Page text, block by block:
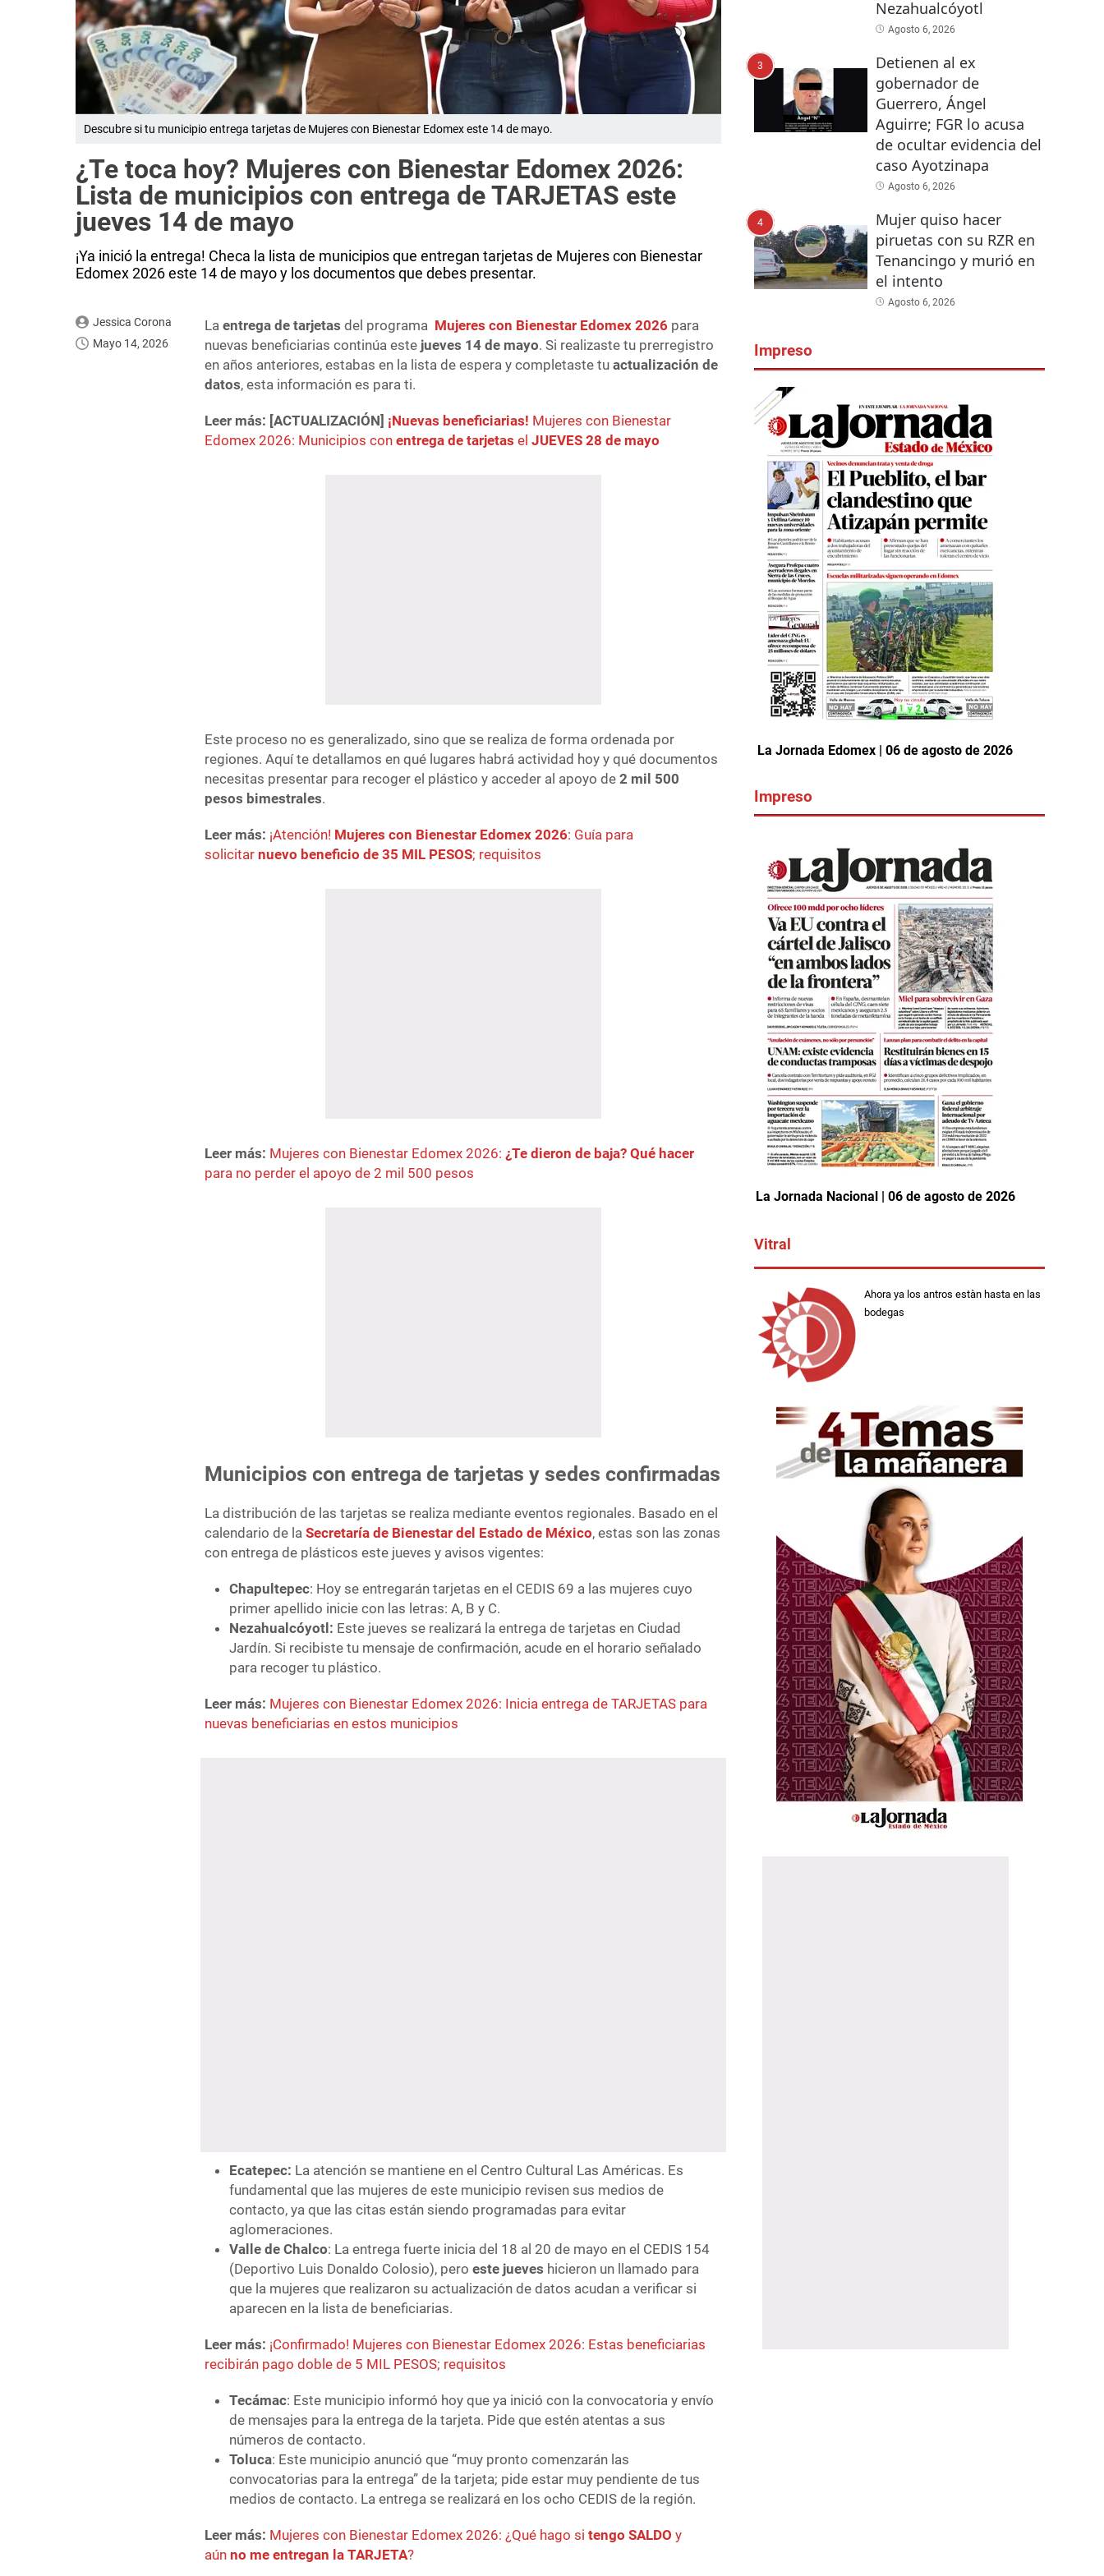
Descubre si tu municipio entrega tarjetas de Mujeres con Bienestar Edomex este 14 de mayo.
¿Te toca hoy? Mujeres con Bienestar Edomex 2026:
Lista de municipios con entrega de TARJETAS este
jueves 14 de mayo
¡Ya inició la entrega! Checa la lista de municipios que entregan tarjetas de Mujeres con Bienestar
Edomex 2026 este 14 de mayo y los documentos que debes presentar.
Jessica Corona
Mayo 14, 2026
La entrega de tarjetas del programa Mujeres con Bienestar Edomex 2026 para
nuevas beneficiarias continúa este jueves 14 de mayo. Si realizaste tu prerregistro
en años anteriores, estabas en la lista de espera y completaste tuactualización de
datos, esta información es para ti.
Leer más: [ACTUALIZACIÓN] ¡Nuevas beneficiarias! Mujeres con Bienestar
Edomex 2026: Municipios conentrega de tarjetas elJUEVES 28 de mayo
Este proceso no es generalizado, sino que se realiza de forma ordenada por
regiones. Aquí te detallamos en qué lugares habrá actividad hoy y qué documentos
necesitas presentar para recoger el plástico y acceder al apoyo de2 mil 500
pesos bimestrales.
Leer más: ¡Atención! Mujeres con Bienestar Edomex 2026: Guía para
solicitarnuevo beneficio de 35 MIL PESOS; requisitos
Leer más: Mujeres con Bienestar Edomex 2026:¿Te dieron de baja? Qué hacer
para no perder el apoyo de 2 mil 500 pesos
Municipios con entrega de tarjetas y sedes confirmadas
La distribución de las tarjetas se realiza mediante eventos regionales. Basado en el
calendario de laSecretaría de Bienestar del Estado de México, estas son las zonas
con entrega de plásticos este jueves y avisos vigentes:
Chapultepec: Hoy se entregarán tarjetas en el CEDIS 69 a las mujeres cuyo
primer apellido inicie con las letras: A, B y C.
Nezahualcóyotl: Este jueves se realizará la entrega de tarjetas en Ciudad
Jardín. Si recibiste tu mensaje de confirmación, acude en el horario señalado
para recoger tu plástico.
Leer más: Mujeres con Bienestar Edomex 2026: Inicia entrega de TARJETAS para
nuevas beneficiarias en estos municipios
Ecatepec: La atención se mantiene en el Centro Cultural Las Américas. Es
fundamental que las mujeres de este municipio revisen sus medios de
contacto, ya que las citas están siendo programadas para evitar
aglomeraciones.
Valle de Chalco: La entrega fuerte inicia del 18 al 20 de mayo en el CEDIS 154
(Deportivo Luis Donaldo Colosio), peroeste jueves hicieron un llamado para
que la mujeres que realizaron su actualización de datos acudan a verificar si
aparecen en la lista de beneficiarias.
Leer más: ¡Confirmado! Mujeres con Bienestar Edomex 2026: Estas beneficiarias
recibirán pago doble de 5 MIL PESOS; requisitos
Tecámac: Este municipio informó hoy que ya inició con la convocatoria y envío
de mensajes para la entrega de la tarjeta. Pide que estén atentas a sus
números de contacto.
Toluca: Este municipio anunció que “muy pronto comenzarán las
convocatorias para la entrega” de la tarjeta; pide estar muy pendiente de tus
medios de contacto. La entrega se realizará en los ocho CEDIS de la región.
Leer más: Mujeres con Bienestar Edomex 2026: ¿Qué hago sitengo SALDO y
aúnno me entregan la TARJETA?
Nezahualcóyotl
Agosto 6, 2026
3
Detienen al ex
gobernador de
Guerrero, Ángel
Aguirre; FGR lo acusa
de ocultar evidencia del
caso Ayotzinapa
Agosto 6, 2026
4
Mujer quiso hacer
piruetas con su RZR en
Tenancingo y murió en
el intento
Agosto 6, 2026
Impreso
La Jornada Edomex | 06 de agosto de 2026
Impreso
La Jornada Nacional | 06 de agosto de 2026
Vitral
Ahora ya los antros estàn hasta en las
bodegas